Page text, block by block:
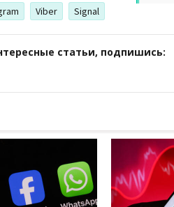
Viber Signal
статьи, подпишись: